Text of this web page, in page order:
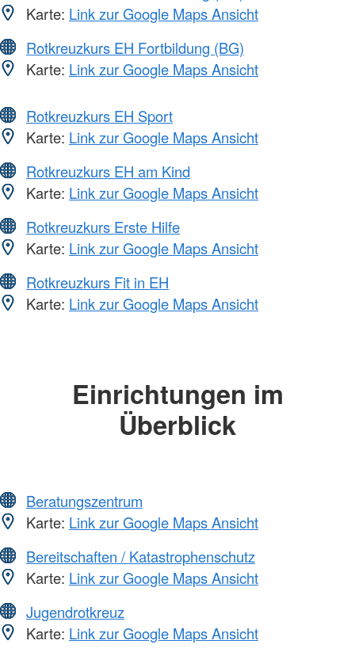
Karte: Link zur Google Maps Ansicht
Rotkreuzkurs EH Fortbildung (BG)
Karte: Link zur Google Maps Ansicht
Rotkreuzkurs EH Sport
Karte: Link zur Google Maps Ansicht
Rotkreuzkurs EH am Kind
Karte: Link zur Google Maps Ansicht
Rotkreuzkurs Erste Hilfe
Karte: Link zur Google Maps Ansicht
Rotkreuzkurs Fit in EH
Karte: Link zur Google Maps Ansicht
Einrichtungen im
Überblick
Beratungszentrum
Karte: Link zur Google Maps Ansicht
Bereitschaften / Katastrophenschutz
Karte: Link zur Google Maps Ansicht
Jugendrotkreuz
Karte: Link zur Google Maps Ansicht